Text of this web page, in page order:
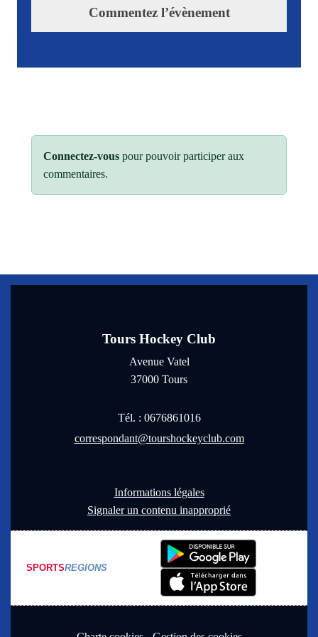
Commentez l’évènement
Connectez-vous pour pouvoir participer aux
commentaires.
Tours Hockey Club
Avenue Vatel
37000 Tours
Tél. : 0676861016
correspondant@tourshockeyclub.com
Informations légales
Signaler un contenu inapproprié
SPORTSREGIONS